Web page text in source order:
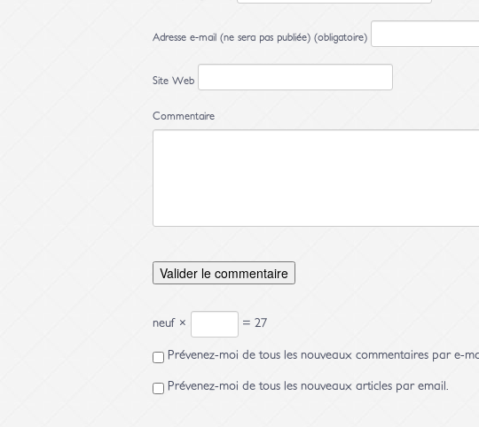
Adresse e-mail (ne sera pas publiée) (obligatoire)
Site Web
Commentaire
neuf × = 27
Prévenez-moi de tous les nouveaux commentaires par e-
Prévenez-moi de tous les nouveaux articles par email.